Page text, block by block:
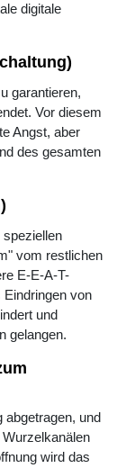
digitale
garantieren,
Vor diesem
Angst, aber
des gesamten
speziellen
vom restlichen
E-E-A-T-
von
und
gelangen.
und
wird das